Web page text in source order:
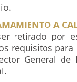
A
retirado por
requisitos para
General de